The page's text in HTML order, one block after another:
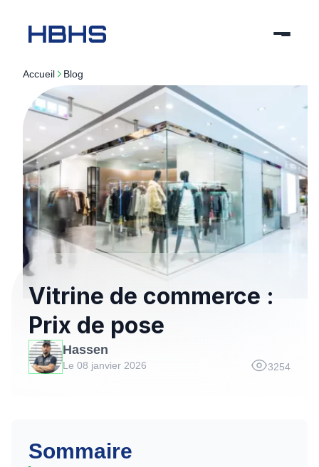
Accueil blog
Vitrine de commerce :
Prix de pose
Hassen
Le 08 janvier 2026 3254
Sommaire